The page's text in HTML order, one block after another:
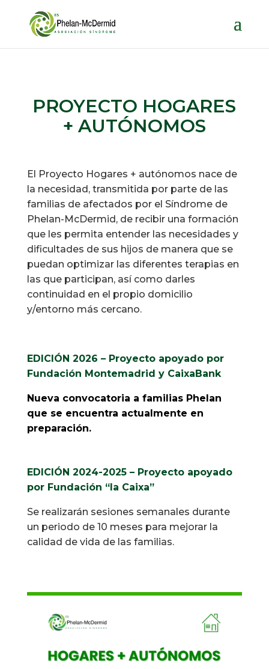
PROYECTO HOGARES
+ AUTÓNOMOS
El Proyecto Hogares + autónomos nace de
la necesidad, transmitida por parte de las
familias de afectados por el Síndrome de
Phelan-McDermid, de recibir una formación
que les permita entender las necesidades y
dificultades de sus hijos de manera que se
puedan optimizar las diferentes terapias en
las que participan, así como darles
continuidad en el propio domicilio
y/entorno más cercano.
EDICIÓN 2026 – Proyecto apoyado por
Fundación Montemadrid y CaixaBank
Nueva convocatoria a familias Phelan
que se encuentra actualmente en
preparación.
EDICIÓN 2024-2025 – Proyecto apoyado
por Fundación “la Caixa”
Se realizarán sesiones semanales durante
un periodo de 10 meses para mejorar la
calidad de vida de las familias.